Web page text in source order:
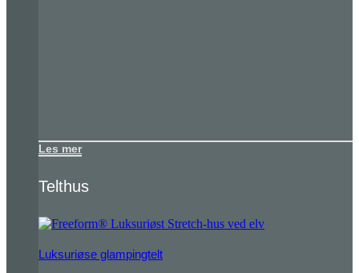
Les mer
Telthus
Luksuriøse glampingtelt